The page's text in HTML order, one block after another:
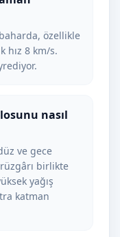
özellikle
hız 8 km/s.
nasıl
ve gece
rüzgârı birlikte
yağış
katman